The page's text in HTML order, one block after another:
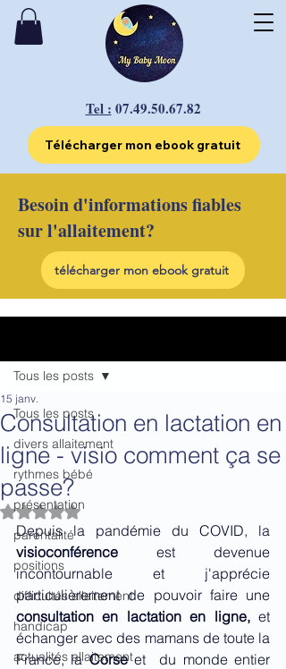
Tel : 07.49.50.67.82
Télécharger mon ebook gratuit
Besoin d'informations fiables
sur l'allaitement?
télécharger mon ebook gratuit
Tous les posts
divers allaitement
rythmes bébé
présentation
parentalité
positions
difficultés allaitement
handicap
actualités allaitement
Tous les posts
Consultation en lactation en
ligne - visio comment ça se
passe?
15 janv.
Noté NaN étoiles sur 5.
visioconférence est devenue
incontournable et j'apprécie
consultation en lactation en ligne, et
échanger avec des mamans de toute la
France, la Corse et  du monde entier